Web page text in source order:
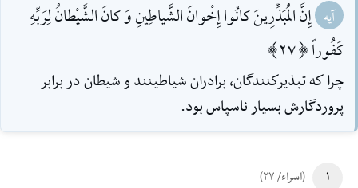
آیه إِنَّ الْمُبَذِّرِينَ كانُوا إِخْوانَ الشَّياطِينِ وَ كانَ الشَّيْطانُ لِرَبِّهِ
كَفُوراً [27]
چرا كه تبذيركنندگان، برادران شياطينند و شيطان در برابر
پروردگارش بسيار ناسپاس بود.
۱ (اسراء/ ۲۷)